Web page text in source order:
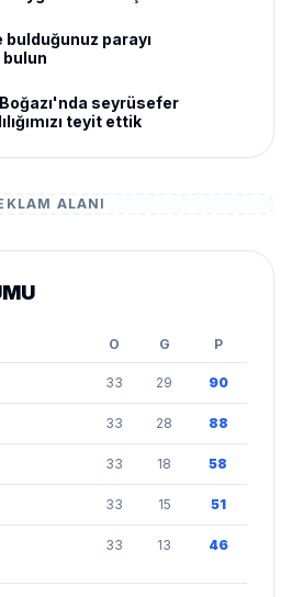
bulduğunuz parayı
seyrüsefer
teyit ettik
ALANI
O G P
33 29 90
33 28 88
33 18 58
33 15 51
33 13 46